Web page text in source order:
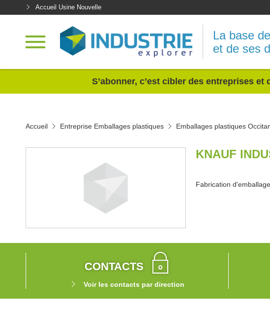
Accueil Usine Nouvelle
La base
et de ses
S’abonner, c’est cibler des entreprises
Accueil Entreprise Emballages plastiques Emballages plastiques
KNAUF
Fabrication
CONTACTS
Voir les contacts par direction